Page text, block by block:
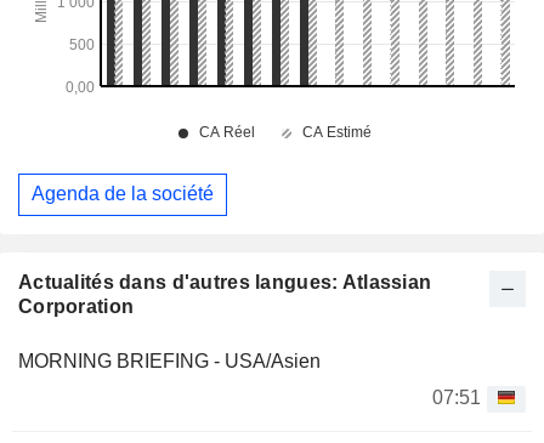
Actualités dans d'autres langues: Atlassian
Corporation
MORNING BRIEFING - USA/Asien
07:51
Agenda de la société